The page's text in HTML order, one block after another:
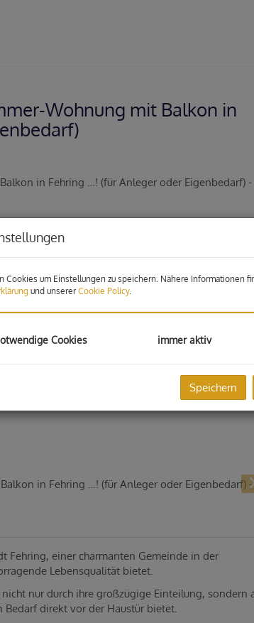
Wohnung mit Balkon in
Fehring, einer charmanten Gemeinde in der
Lebensqualität bietet.
nur durch ihre großzügige Einteilung, sondern
direkt vor der Haustür bietet.
Cookies um Einstellungen zu speichern. Nähere Informationen
und unsererCookie Policy.
Cookies immer aktiv
Speichern